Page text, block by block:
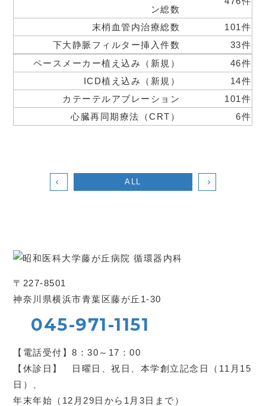
ン総数
末梢血管内治療総数
101件
下大静脈フィルター挿入件数
33件
ペースメーカー植え込み（新規）
46件
ICD植え込み（新規）
14件
カテーテルアブレーション
101件
心臓再同期療法（CRT）
6件
ALL
〒227-8501
神奈川県横浜市青葉区藤が丘1-30
045-971-1151
【電話受付】8：30～17：00
【休診日】 日曜日、祝日、本学創立記念日（11月15
日）、
年末年始（12月29日から1月3日まで）